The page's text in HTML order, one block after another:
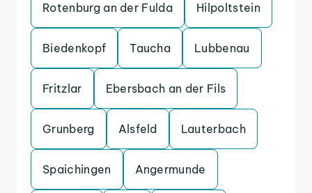
Rotenburg an der Fulda Hilpoltstein
Biedenkopf Taucha Lubbenau
Fritzlar Ebersbach an der Fils
Grunberg Alsfeld Lauterbach
Spaichingen Angermunde